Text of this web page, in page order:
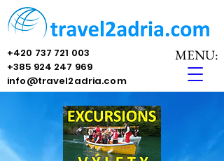
MENU:
+420 737 721 003
+385 924 247 969
info@travel2adria.com